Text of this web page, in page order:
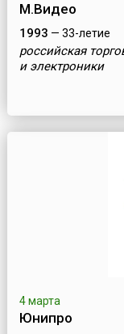
М.Видео
1993 — 33-летие
российская
и электроники
4 марта
Юнипро